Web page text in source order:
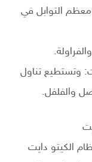
التوابل في
وتستطيع تناول
والفلفل.
الكيتو دايت